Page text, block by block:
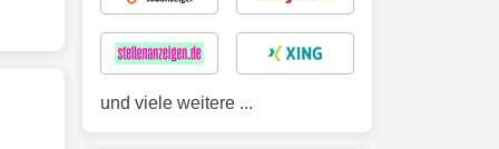
und viele weitere ...